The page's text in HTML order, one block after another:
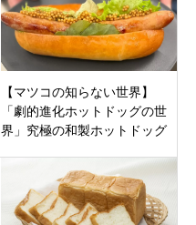
【マツコの知らない世界】
「劇的進化ホットドッグの世
界」究極の和製ホットドッグ
キッチンカーも登場